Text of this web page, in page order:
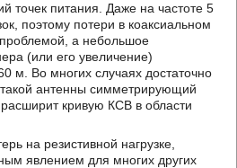
точек питания. Даже на частоте 5
поэтому потери в коаксиальном
а небольшое
(или его увеличение)
м. Во многих случаях достаточно
такой антенны симметрирующий
кривую КСВ в области
на резистивной нагрузке,
явлением для многих других